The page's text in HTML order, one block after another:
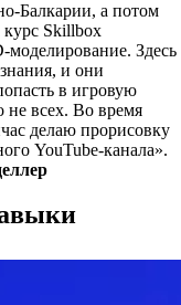
Балкарии, а потом
курс Skillbox
моделирование. Здесь
и они
в игровую
не всех. Во время
делаю прорисовку
YouTube-канала».